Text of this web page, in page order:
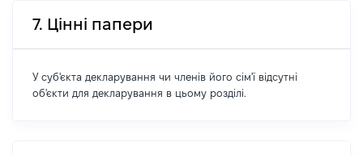
7. Цінні папери
У суб'єкта декларування чи членів його сім'ї відсутні
об'єкти для декларування в цьому розділі.